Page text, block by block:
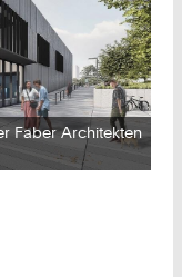
Faber Architekten